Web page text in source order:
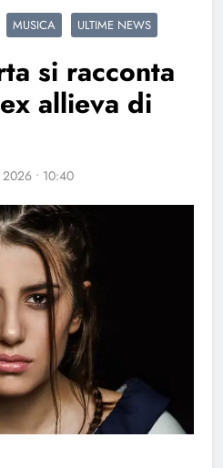
MUSICA ULTIME NEWS
si racconta
allieva di
• 10:40